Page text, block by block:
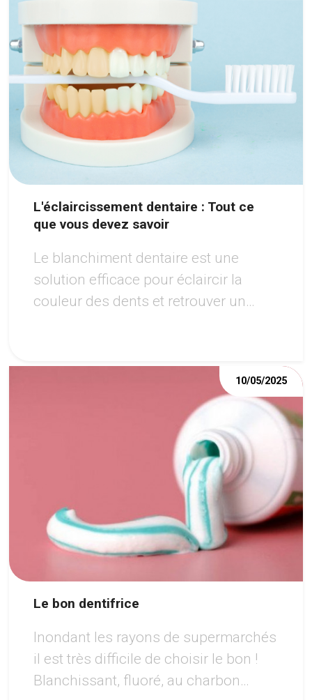
L'éclaircissement dentaire : Tout ce
que vous devez savoir
Le blanchiment dentaire est une
solution efficace pour éclaircir la
couleur des dents et retrouver un
Le bon dentifrice
10/05/2025
Inondant les rayons de supermarchés
il est très difficile de choisir le bon !
Blanchissant, fluoré, au charbon